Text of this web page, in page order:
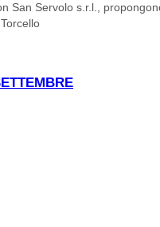
San Servolo s.r.l.,